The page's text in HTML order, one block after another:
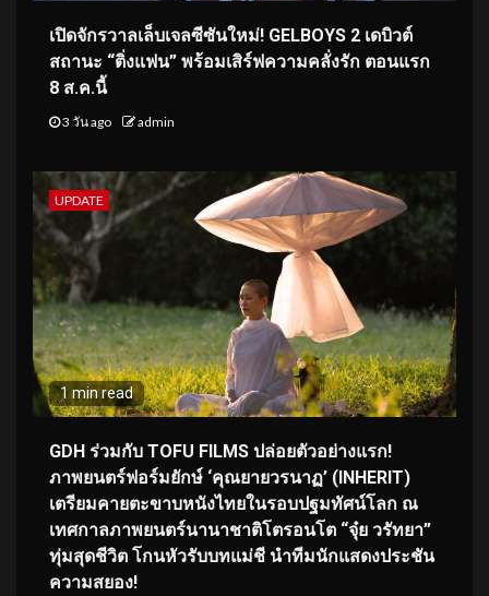
เปิดจักรวาลเล็บเจลซีซันใหม่! GELBOYS 2 เดบิวต์
สถานะ “ติ่งแฟน” พร้อมเสิร์ฟความคลั่งรัก ตอนแรก
8 ส.ค.นี้
3 วัน ago admin
UPDATE
1 min read
GDH ร่วมกับ TOFU FILMS ปล่อยตัวอย่างแรก!
ภาพยนตร์ฟอร์มยักษ์ ‘คุณยายวรนาฏ’ (INHERIT)
เตรียมคายตะขาบหนังไทยในรอบปฐมทัศน์โลก ณ
เทศกาลภาพยนตร์นานาชาติโตรอนโต “จุ๋ย วรัทยา”
ทุ่มสุดชีวิต โกนหัวรับบทแม่ชี นำทีมนักแสดงประชัน
ความสยอง!